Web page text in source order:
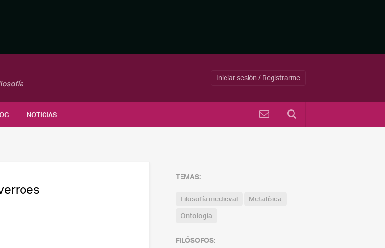
Iniciar sesión / Registrarme
NOTICIAS
TEMAS:
Filosofía medieval
Metafísica
Ontología
FILÓSOFOS: